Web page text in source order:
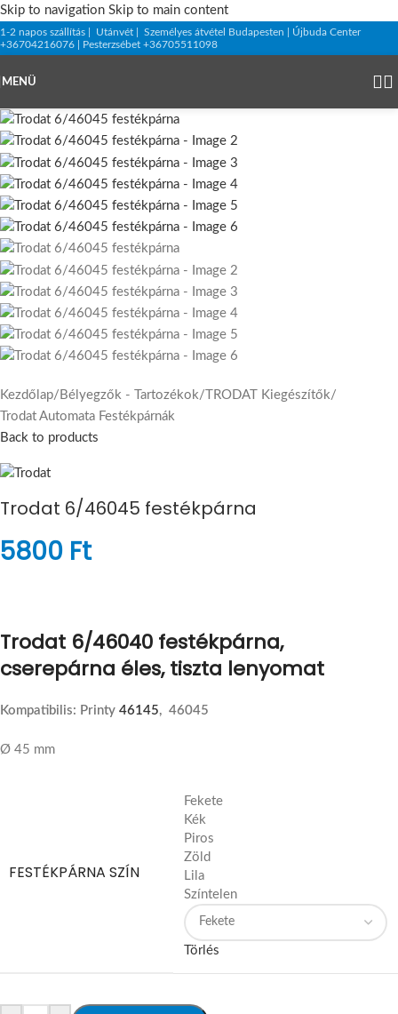
Skip to navigation Skip to main content
1-2 napos szállítás | Utánvét | Személyes átvétel Budapesten | Újbuda Center
+36704216076 | Pesterzsébet +36705511098
MENÜ
Kezdőlap/ Bélyegzők - Tartozékok/ TRODAT Kiegészítők/
Trodat Automata Festékpárnák
Back to products
Trodat 6/46045 festékpárna
5800 Ft
Trodat 6/46040 festékpárna,
cserepárna éles, tiszta lenyomat
Kompatibilis: Printy 46145, 46045
Ø 45 mm
FESTÉKPÁRNA SZÍN
Fekete
Kék
Piros
Zöld
Lila
Színtelen
Törlés